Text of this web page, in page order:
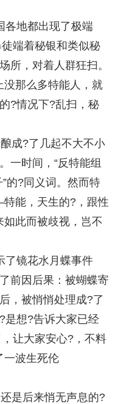
地都出现了极端
端着秘银和类似秘
所，对着人群狂扫。
那么多特能人，就
?情况下?乱扫，秘
成?了几起不大不小
一时间，“反特能组
”的?同义词。然而特
能，天生的?，跟性
此而被歧视，岂不
镜花水月蝶事件
前因后果：被蝴蝶寄
，被悄悄处理成?了
是想?告诉大家已经
让大家安心?，不料
一波生死伦
是后来悄无声息的?